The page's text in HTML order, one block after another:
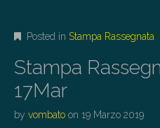
M
E
N
U
C
N
E
N
T
Posted in Stampa Rassegnata
Stampa
17Mar
by vombato on 19 Marzo 2019